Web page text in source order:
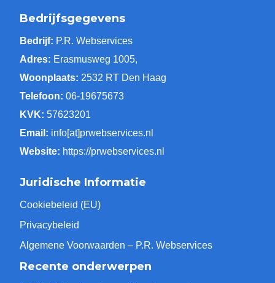
Bedrijfsgegevens
Bedrijf: P.R. Webservices
Adres: Erasmusweg 1005,
Woonplaats: 2532 RT Den Haag
Telefoon: 06-19675673
KVK: 57623201
Email: info[at]prwebservices.nl
Website: https://prwebservices.nl
Juridische Informatie
Cookiebeleid (EU)
Privacybeleid
Algemene Voorwaarden – P.R. Webservices
Recente onderwerpen